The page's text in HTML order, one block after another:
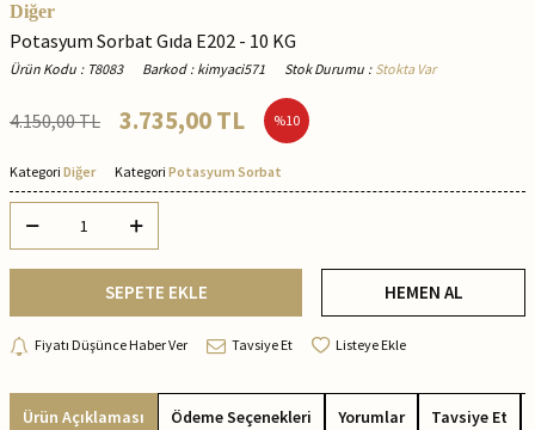
Diğer
Potasyum Sorbat Gıda E202 - 10 KG
Ürün Kodu : T8083 Barkod : kimyaci571 Stok Durumu : Stokta Var
4.150,00TL 3.735,00TL %10
Kategori Diğer Kategori Potasyum Sorbat
SEPETE EKLE HEMEN AL
Fiyatı Düşünce Haber Ver Tavsiye Et Listeye Ekle
Ürün Açıklaması Ödeme Seçenekleri Yorumlar Tavsiye Et